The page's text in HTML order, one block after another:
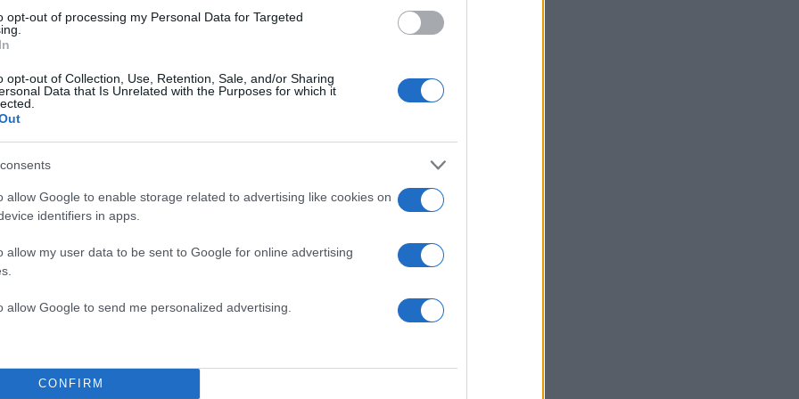
opt-out of processing my Personal Data for Targeted
opt-out of Collection, Use, Retention, Sale, and/or Sharing
Data that Is Unrelated with the Purposes for which it
allow Google to enable storage related to advertising like cookies on
identifiers in apps.
allow my user data to be sent to Google for online advertising
allow Google to send me personalized advertising.
CONFIRM
η Σίλια Κριθαριώτη. Είναι η αγαπημένη της
ΔΙΑΦΗΜΙΣΗ